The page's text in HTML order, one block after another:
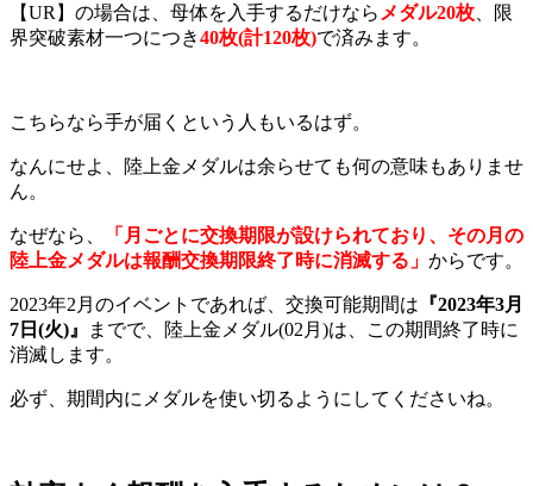
【UR】の場合は、母体を入手するだけなら メダル20枚 、限
界突破素材一つにつき40枚(計120枚)で済みます。
こちらなら手が届くという人もいるはず。
なんにせよ、陸上金メダルは余らせても何の意味もありませ
ん。
なぜなら、
「月ごとに交換期限が設けられており、その月の
陸上金メダルは報酬交換期限終了時に消滅する」 からです。
2023年2月のイベントであれば、交換可能期間は 『2023年3月
7 日(火) 』
までで、陸上金メダル(02月)は、この期間終了時に
消滅します。
必ず、期間内にメダルを使い切るようにしてくださいね。